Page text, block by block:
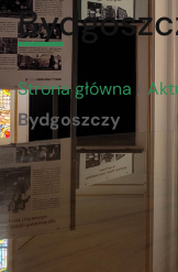
Strona główna /
Bydgoszczy